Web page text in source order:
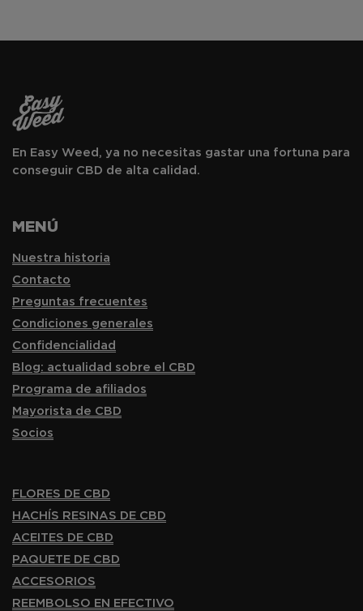
En Easy Weed, ya no necesitas gastar una fortuna para
conseguir CBD de alta calidad.
MENÚ
Nuestra historia
Contacto
Preguntas frecuentes
Condiciones generales
Confidencialidad
Blog: actualidad sobre el CBD
Programa de afiliados
Mayorista de CBD
Socios
FLORES DE CBD
HACHÍS RESINAS DE CBD
ACEITES DE CBD
PAQUETE DE CBD
ACCESORIOS
REEMBOLSO EN EFECTIVO